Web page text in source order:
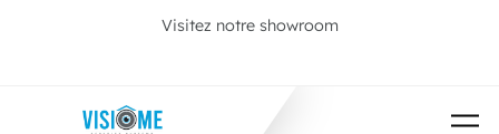
Visitez notre showroom